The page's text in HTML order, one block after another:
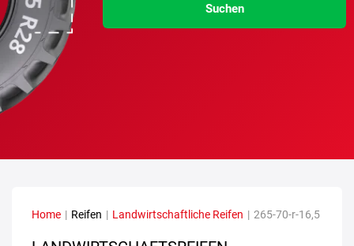
Suchen
Home | Reifen | Landwirtschaftliche Reifen | 265-70-r-16,5